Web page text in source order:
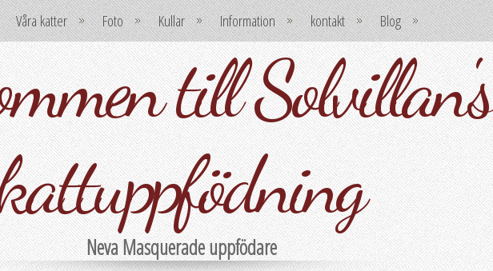
Våra katter Foto Kullar Information kontakt Blog
till Solvillan's
Neva Masquerade uppfödare